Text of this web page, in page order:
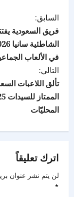
السابق:
فريق السعودية
في الألعاب
التالي:
تألق اللاعبات
المحليّات
اترك تعليقاً
لن يتم نشر عنوان
*